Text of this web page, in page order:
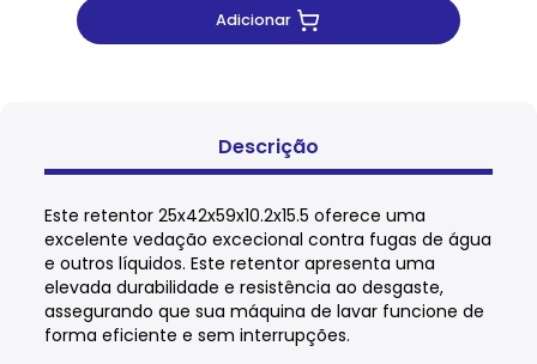
Adicionar
Descrição
Este retentor 25x42x59x10.2x15.5 oferece uma
excelente vedação excecional contra fugas de água
e outros líquidos. Este retentor apresenta uma
elevada durabilidade e resistência ao desgaste,
assegurando que sua máquina de lavar funcione de
forma eficiente e sem interrupções.